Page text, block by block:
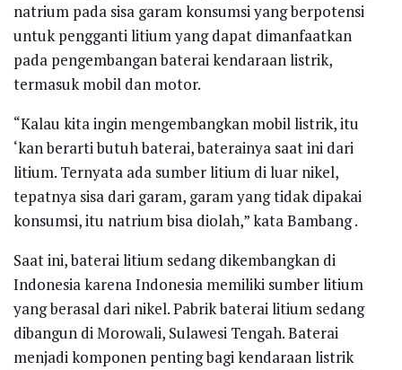
natrium pada sisa garam konsumsi yang berpotensi
untuk pengganti litium yang dapat dimanfaatkan
pada pengembangan baterai kendaraan listrik,
termasuk mobil dan motor.
“Kalau kita ingin mengembangkan mobil listrik, itu
‘kan berarti butuh baterai, baterainya saat ini dari
litium. Ternyata ada sumber litium di luar nikel,
tepatnya sisa dari garam, garam yang tidak dipakai
konsumsi, itu natrium bisa diolah,” kata Bambang .
Saat ini, baterai litium sedang dikembangkan di
Indonesia karena Indonesia memiliki sumber litium
yang berasal dari nikel. Pabrik baterai litium sedang
dibangun di Morowali, Sulawesi Tengah. Baterai
menjadi komponen penting bagi kendaraan listrik